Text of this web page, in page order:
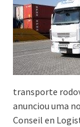
transporte
anunciou uma
Conseil en